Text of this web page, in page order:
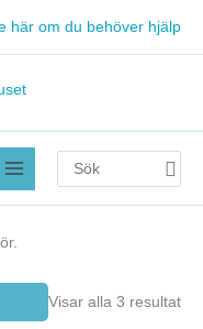
här om du behöver hjälp
for:
Visar alla 3 resultat